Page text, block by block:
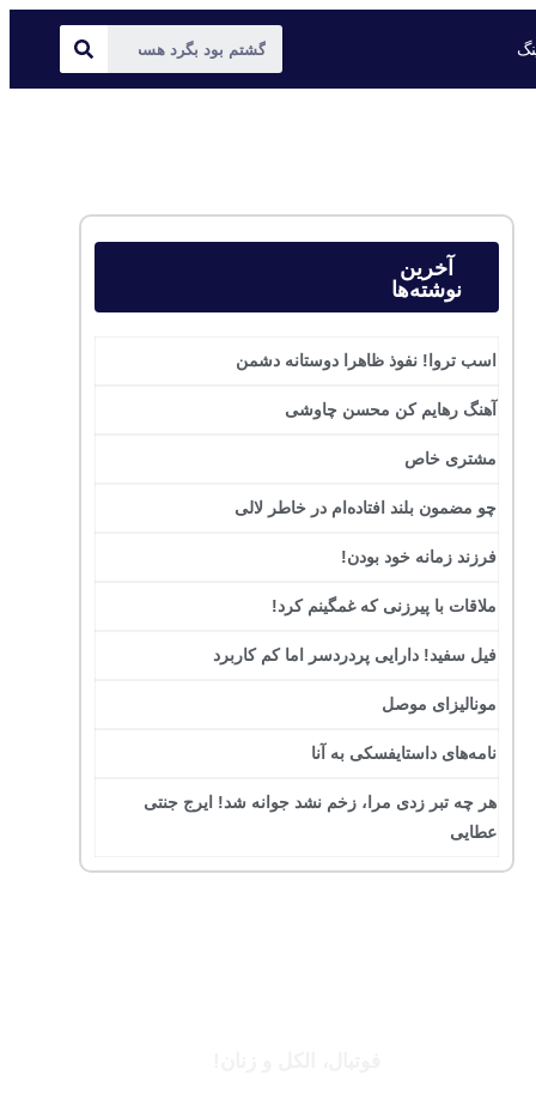
آخرین
نوشته‌ها
اسب تروا! نفوذ ظاهرا دوستانه دشمن
آهنگ رهایم کن محسن چاوشی
مشتری خاص
چو مضمون بلند افتاده‌ام در خاطر لالی
فرزند زمانه خود بودن!
ملاقات با پیرزنی که غمگینم کرد!
فیل سفید! دارایی پردردسر اما کم کاربرد
مونالیزای موصل
نامه‌های داستایفسکی به آنا
هر چه تبر زدی مرا، زخم نشد جوانه شد! ایرج جنتی
عطایی